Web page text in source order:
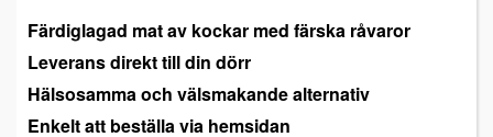
Färdiglagad mat av kockar med färska råvaror
Leverans direkt till din dörr
Hälsosamma och välsmakande alternativ
Enkelt att beställa via hemsidan